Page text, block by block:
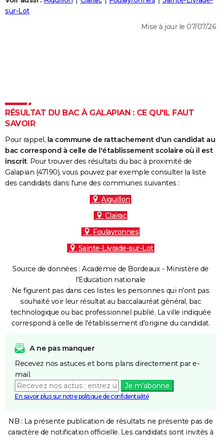
Destinations
City break
Voyage nature
Voyage de noces
Forum
Climat
+
PHOTO
Dictionnaire
Biographies
Citations
Expressions
Proverbes
PROGRAMME TV
S'inscrire
Se connecter
Lycées
Collèges
Primaires
Universités
Entreprises
Service militaire
Avis de recherche
AVIS DE DÉCÈS
FORUM
sur-Lot
Mise à jour le 07/07/26
RÉSULTAT DU BAC À GALAPIAN : CE QU'IL FAUT
SAVOIR
Pour rappel, la commune de rattachement d'un candidat au
bac correspond à celle de l'établissement scolaire où il est
inscrit. Pour trouver des résultats du bac à proximité de
Galapian (47190), vous pouvez par exemple consulter la liste
des candidats dans l'une des communes suivantes :
Aiguillon
Clairac
Foulayronnes
Sainte-Livrade-sur-Lot
Source de données : Académie de Bordeaux - Ministère de
l'Education nationale
Ne figurent pas dans ces listes les personnes qui n'ont pas
souhaité voir leur résultat au baccalauréat général, bac
technologique ou bac professionnel publié. La ville indiquée
correspond à celle de l'établissement d'origine du candidat.
A ne pas manquer
Recevez nos astuces et bons plans directement par e-
mail.
Je m'abonne
En savoir plus sur notre politique de confidentialité
NB : La présente publication de résultats ne présente pas de
caractère de notification officielle. Les candidats sont invités à